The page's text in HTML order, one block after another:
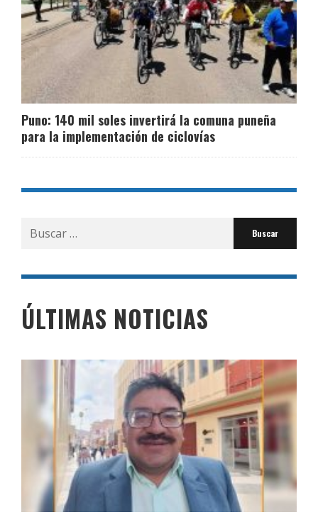
Puno: 140 mil soles invertirá la comuna puneña
para la implementación de ciclovías
Buscar
por:
ÚLTIMAS NOTICIAS